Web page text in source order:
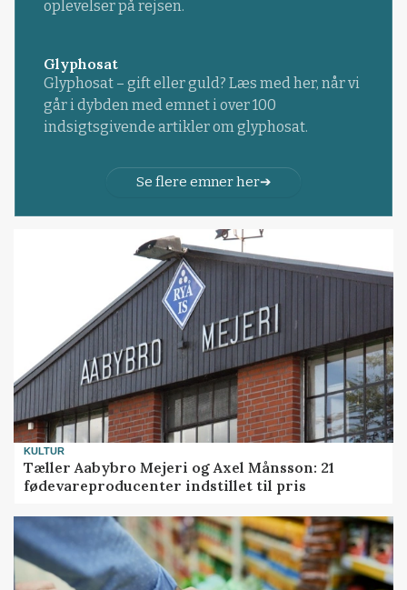
oplevelser på rejsen.
Glyphosat
Glyphosat – gift eller guld? Læs med her, når vi
går i dybden med emnet i over 100
indsigtsgivende artikler om glyphosat.
Se flere emner her
KULTUR
Tæller Aabybro Mejeri og Axel Månsson: 21
fødevareproducenter indstillet til pris